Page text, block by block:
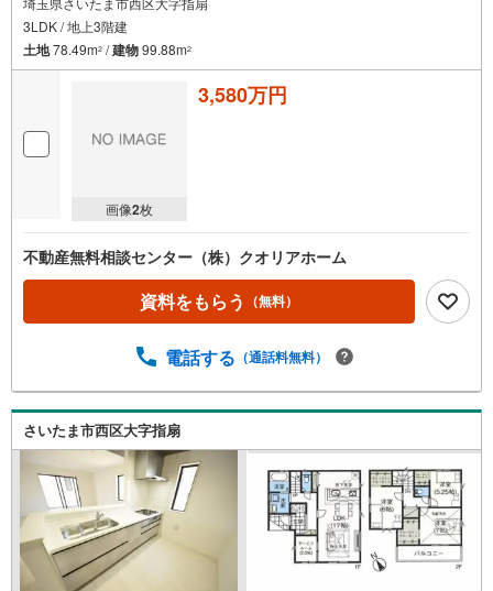
3LDK / 地上3階建
土地78.49m2 /建物99.88m2
画像2枚
3,580万円
不動産無料相談センター（株）クオリアホーム
資料をもらう （無料）
電話する （通話料無料）
さいたま市西区大字指扇